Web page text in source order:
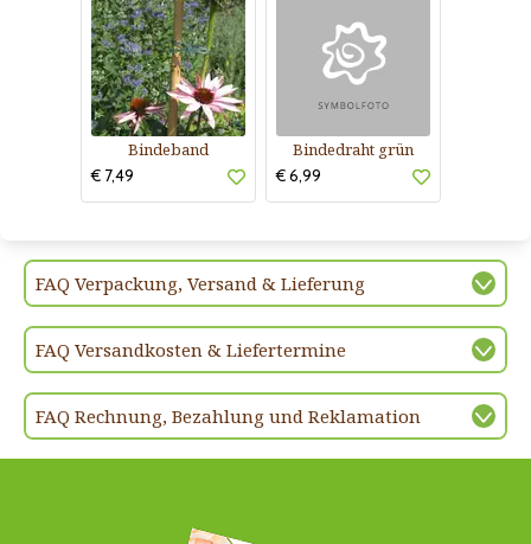
Bindeband
€ 7,49
Bindedraht grün
€ 6,99
FAQ Verpackung, Versand & Lieferung
FAQ Versandkosten & Liefertermine
FAQ Rechnung, Bezahlung und Reklamation